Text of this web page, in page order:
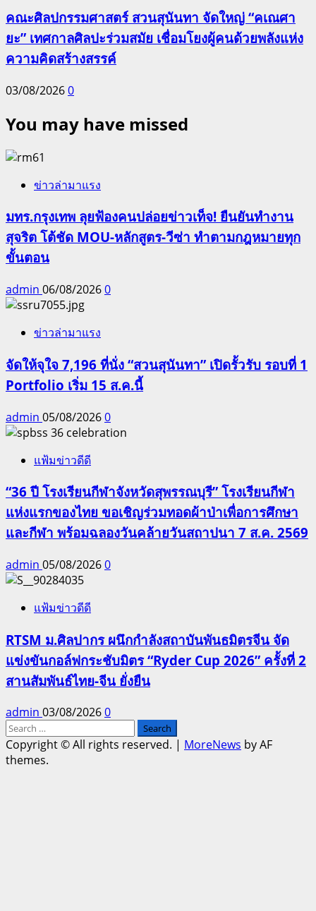
คณะศิลปกรรมศาสตร์ สวนสุนันทา จัดใหญ่ “คเณศา
ยะ” เทศกาลศิลปะร่วมสมัย เชื่อมโยงผู้คนด้วยพลังแห่ง
ความคิดสร้างสรรค์
03/08/20260
You may have missed
ข่าวล่ามาแรง
มทร.กรุงเทพ ลุยฟ้องคนปล่อยข่าวเท็จ! ยืนยันทำงาน
สุจริต โต้ชัด MOU-หลักสูตร-วีซ่า ทำตามกฎหมายทุก
ขั้นตอน
admin 06/08/20260
ข่าวล่ามาแรง
จัดให้จุใจ 7,196 ที่นั่ง “สวนสุนันทา” เปิดรั้วรับ รอบที่ 1
Portfolio เริ่ม 15 ส.ค.นี้
admin 05/08/20260
แฟ้มข่าวดีดี
“36 ปี โรงเรียนกีฬาจังหวัดสุพรรณบุรี” โรงเรียนกีฬา
แห่งแรกของไทย ขอเชิญร่วมทอดผ้าป่าเพื่อการศึกษา
และกีฬา พร้อมฉลองวันคล้ายวันสถาปนา 7 ส.ค. 2569
admin 05/08/20260
แฟ้มข่าวดีดี
RTSM ม.ศิลปากร ผนึกกำลังสถาบันพันธมิตรจีน จัด
แข่งขันกอล์ฟกระชับมิตร “Ryder Cup 2026” ครั้งที่ 2
สานสัมพันธ์ไทย-จีน ยั่งยืน
admin 03/08/20260
Search
for:
Copyright © All rights reserved. | MoreNews by AF
themes.